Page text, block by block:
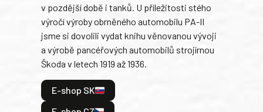
v pozdější době i tanků. U příležitosti stého
výročí výroby obrněného automobilu PA-II
jsme si dovolili vydat knihu věnovanou vývoji
a výrobě pancéřových automobilů strojírnou
Škoda v letech 1919 až 1936.
E-shop SK